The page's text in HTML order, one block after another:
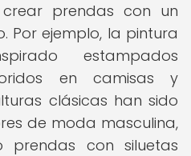
prendas con un
Por ejemplo, la pintura
estampados
en camisas y
clásicas han sido
de moda masculina,
prendas con siluetas